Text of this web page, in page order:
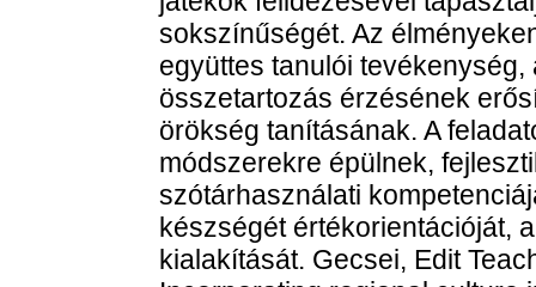
sokszínűségét. Az
együttes tanulói
összetartozás érzésének
örökség tanításának. A
módszerekre épülnek,
szótárhasználati
készségét értékorientációját,
kialakítását. Gecsei, Edit